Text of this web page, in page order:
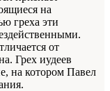
на
греха эти
от
Грех иудеев
на котором Павел